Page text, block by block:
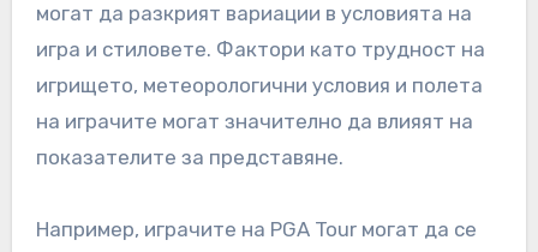
могат да разкрият вариации в условията на
игра и стиловете. Фактори като трудност на
игрището, метеорологични условия и полета
на играчите могат значително да влияят на
показателите за представяне.
Например, играчите на PGA Tour могат да се